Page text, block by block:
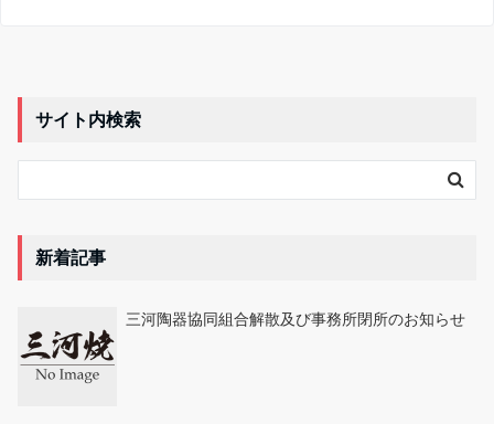
サイト内検索
新着記事
三河陶器協同組合解散及び事務所閉所のお知らせ